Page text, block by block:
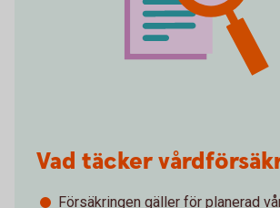
Vad täcker
Försäkringen gäller för planerad